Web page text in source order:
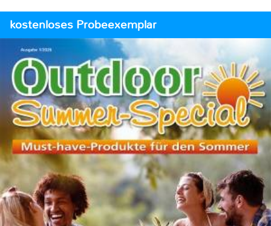
kostenloses Probeexemplar